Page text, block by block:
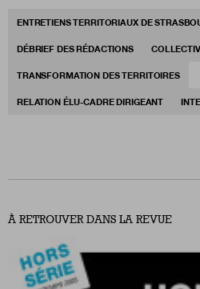
ENTRETIENS TERRITORIAUX DE
DÉBRIEF DES RÉDACTIONS
TRANSFORMATION DES TERRITOIRES
RELATION ÉLU-CADRE DIRIGEANT
À RETROUVER DANS LA REVUE